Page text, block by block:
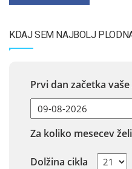
KDAJ SEM NAJBOLJ
Prvi dan začetka
Za koliko mesecev
Dolžina cikla